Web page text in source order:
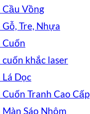
Cầu Vồng
Gỗ, Tre, Nhựa
Cuốn
cuốn khắc laser
Lá Dọc
Cuốn Tranh Cao Cấp
Màn Sáo Nhôm